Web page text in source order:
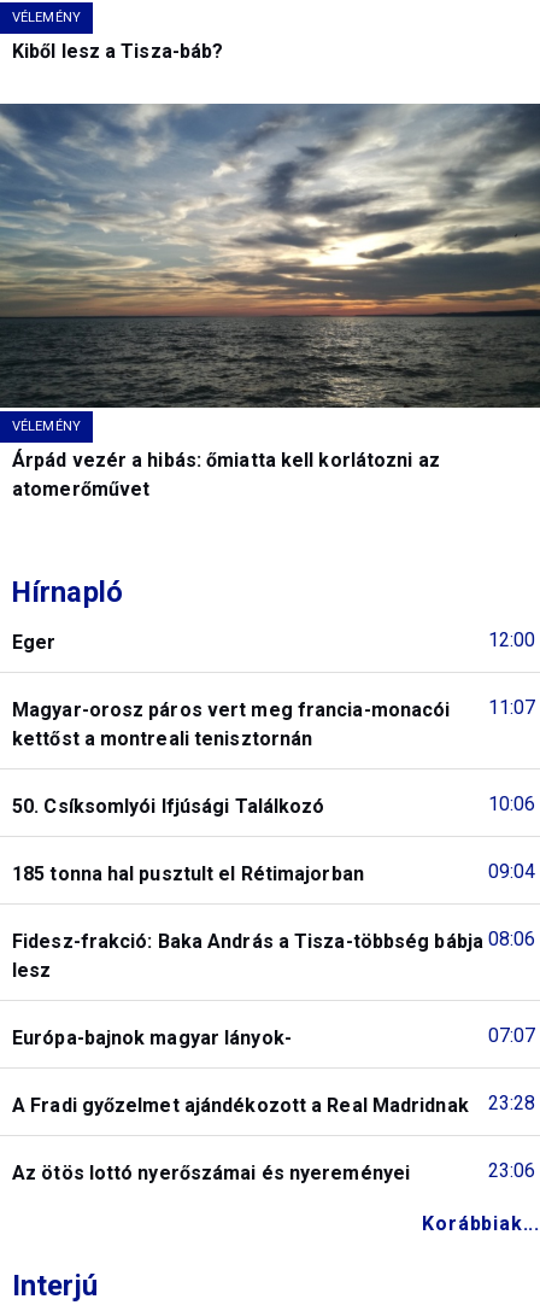
VÉLEMÉNY
Kiből lesz a Tisza-báb?
VÉLEMÉNY
Árpád vezér a hibás: őmiatta kell korlátozni az
atomerőművet
Hírnapló
12:00
Eger
11:07
Magyar-orosz páros vert meg francia-monacói
kettőst a montreali tenisztornán
10:06
50. Csíksomlyói Ifjúsági Találkozó
09:04
185 tonna hal pusztult el Rétimajorban
08:06
Fidesz-frakció: Baka András a Tisza-többség bábja
lesz
07:07
Európa-bajnok magyar lányok-
23:28
A Fradi győzelmet ajándékozott a Real Madridnak
23:06
Az ötös lottó nyerőszámai és nyereményei
Korábbiak...
Interjú